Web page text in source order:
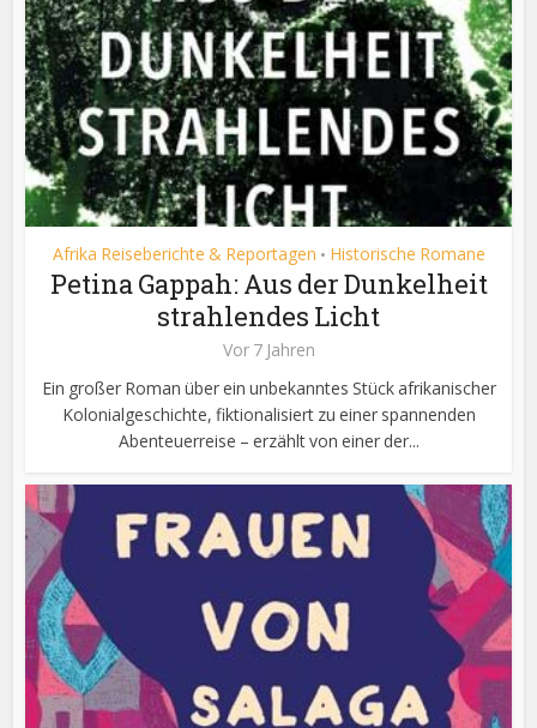
Afrika Reiseberichte & Reportagen • Historische Romane
Petina Gappah: Aus der Dunkelheit
strahlendes Licht
Vor 7 Jahren
Ein großer Roman über ein unbekanntes Stück afrikanischer
Kolonialgeschichte, fiktionalisiert zu einer spannenden
Abenteuerreise – erzählt von einer der...